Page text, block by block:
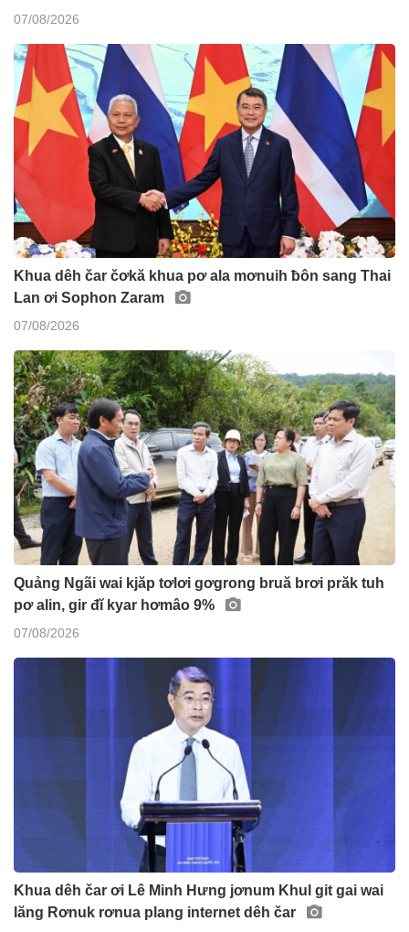
07/08/2026
Khua dêh čar čơkă khua pơ ala mơnuih ƀôn sang Thai
Lan ơi Sophon Zaram
07/08/2026
Quảng Ngãi wai kjăp tơlơi gơgrong bruă brơi prăk tuh
pơ alin, gir đĭ kyar hơmâo 9%
07/08/2026
Khua dêh čar ơi Lê Minh Hưng jơnum Khul git gai wai
lăng Rơnuk rơnua plang internet dêh čar